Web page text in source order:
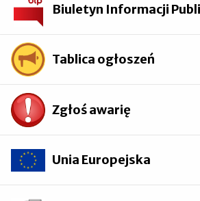
Biuletyn Informacji
Tablica ogłoszeń
Zgłoś awarię
Unia Europejska